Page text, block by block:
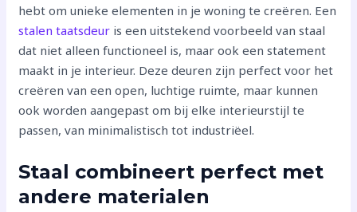
hebt om unieke elementen in je woning te creëren. Een
stalen taatsdeur is een uitstekend voorbeeld van staal
dat niet alleen functioneel is, maar ook een statement
maakt in je interieur. Deze deuren zijn perfect voor het
creëren van een open, luchtige ruimte, maar kunnen
ook worden aangepast om bij elke interieurstijl te
passen, van minimalistisch tot industriëel.
Staal combineert perfect met
andere materialen